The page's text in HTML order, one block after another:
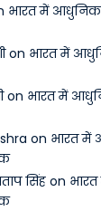
भारत में आधुनिक
on भारत में
on भारत में
on भारत में
सिंह on